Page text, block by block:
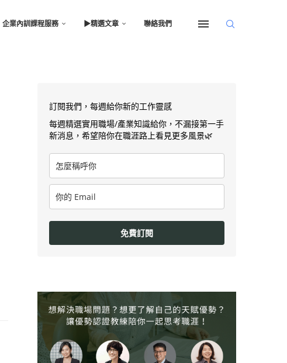
企業內訓課程服務 ▶︎精選文章 聯絡我們
訂閱我們，每週給你新的工作靈感
每週精選實用職場/產業知識給你，不漏接第一手
新消息，希望陪你在職涯路上看見更多風景🌿
免費訂閱